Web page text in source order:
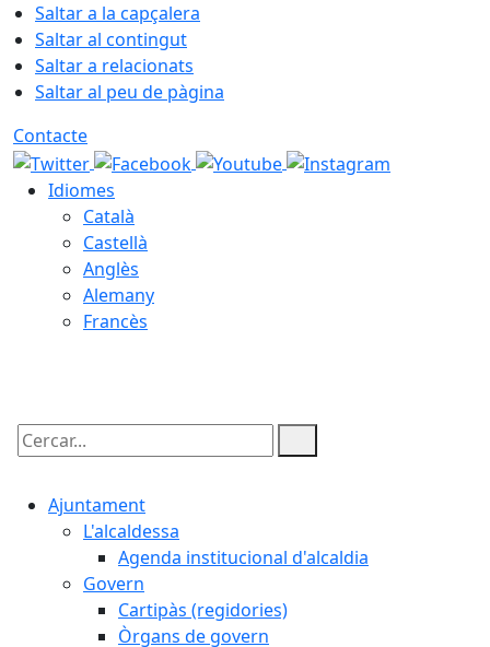
Saltar a la capçalera
Saltar al contingut
Saltar a relacionats
Saltar al peu de pàgina
Contacte
Idiomes
Català
Castellà
Anglès
Alemany
Francès
Cercar:
Ajuntament
L'alcaldessa
Agenda institucional d'alcaldia
Govern
Cartipàs (regidories)
Òrgans de govern